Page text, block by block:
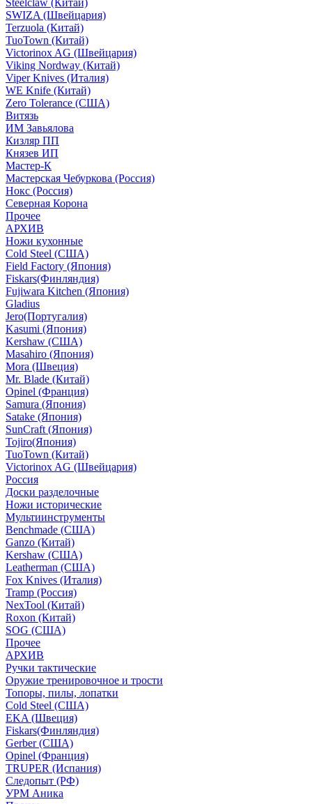
Steelclaw (Китай)
SWIZA (Швейцария)
Terzuola (Китай)
TuoTown (Китай)
Victorinox AG (Швейцария)
Viking Nordway (Китай)
Viper Knives (Италия)
WE Knife (Китай)
Zero Tolerance (США)
Витязь
ИМ Завьялова
Кизляр ПП
Князев ИП
Мастер-К
Мастерская Чебуркова (Россия)
Нокс (Россия)
Северная Корона
Прочее
АРХИВ
Ножи кухонные
Cold Steel (США)
Field Factory (Япония)
Fiskars(Финляндия)
Fujiwara Kitchen (Япония)
Gladius
Jero(Португалия)
Kasumi (Япония)
Kershaw (США)
Masahiro (Япония)
Mora (Швеция)
Mr. Blade (Китай)
Opinel (Франция)
Samura (Япония)
Satake (Япония)
SunCraft (Япония)
Tojiro(Япония)
TuoTown (Китай)
Victorinox AG (Швейцария)
Россия
Доски разделочные
Ножи исторические
Мультиинструменты
Benchmade (США)
Ganzo (Китай)
Kershaw (США)
Leatherman (США)
Fox Knives (Италия)
Tramp (Россия)
NexTool (Китай)
Roxon (Китай)
SOG (США)
Прочее
АРХИВ
Ручки тактические
Оружие тренировочное и трости
Топоры, пилы, лопатки
Cold Steel (США)
EKA (Швеция)
Fiskars(Финляндия)
Gerber (США)
Opinel (Франция)
TRUPER (Испания)
Следопыт (РФ)
УРМ Аника